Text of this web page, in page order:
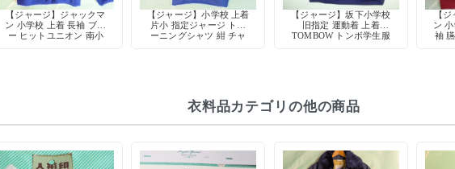
【ジャージ】ジャックマ
ン 小学校 上着 長袖 ブル
ー ヒットユニオン 南小
【ジャージ】小学校 上着
片小 指定ジャージ トレ
ーニングシャツ 紺 チャ
【ジャージ】坂下小学校
旧指定 運動着 上着
TOMBOW トンボ学生服
【
ン
袖
衣料品カテゴリの他の商品